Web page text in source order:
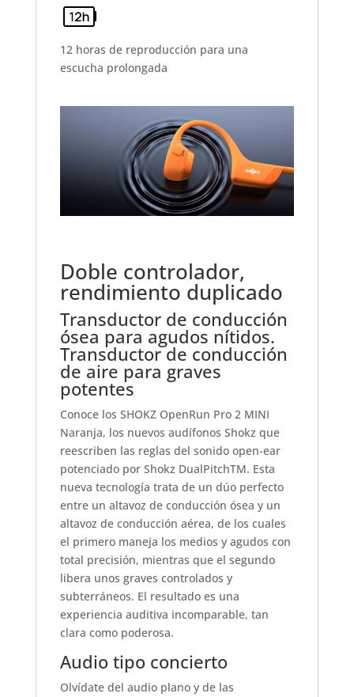
12 horas de reproducción para una
escucha prolongada
Doble controlador,
rendimiento duplicado
Transductor de conducción
ósea para agudos nítidos.
Transductor de conducción
de aire para graves
potentes
Conoce los SHOKZ OpenRun Pro 2 MINI
Naranja, los nuevos audífonos Shokz que
reescriben las reglas del sonido open-ear
potenciado por Shokz DualPitchTM. Esta
nueva tecnología trata de un dúo perfecto
entre un altavoz de conducción ósea y un
altavoz de conducción aérea, de los cuales
el primero maneja los medios y agudos con
total precisión, mientras que el segundo
libera unos graves controlados y
subterráneos. El resultado es una
experiencia auditiva incomparable, tan
clara como poderosa.
Audio tipo concierto
Olvídate del audio plano y de las